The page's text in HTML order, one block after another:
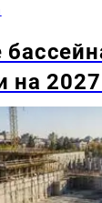
на